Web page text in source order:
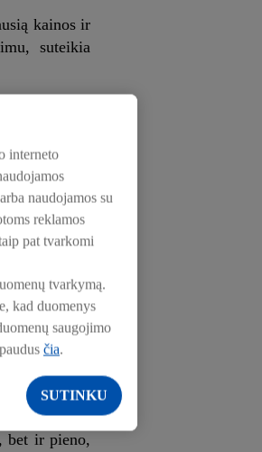
kainos ir
suteikia
jų ar jų
būtent
specialios
kuriuose –
Vaisių ir
bet ir pieno,
interneto
naudojamos su
reklamos
pat tvarkomi
tvarkymą.
kad duomenys
saugojimo
čia.
SUTINKU